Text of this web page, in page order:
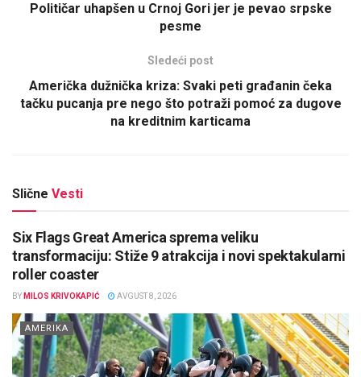
Političar uhapšen u Crnoj Gori jer je pevao srpske
pesme
Sledeći post
Američka dužnička kriza: Svaki peti građanin čeka
tačku pucanja pre nego što potraži pomoć za dugove
na kreditnim karticama
Slične Vesti
Six Flags Great America sprema veliku
transformaciju: Stiže 9 atrakcija i novi spektakularni
roller coaster
BY MILOS KRIVOKAPIĆ AVGUST 8, 2026
AMERIKA